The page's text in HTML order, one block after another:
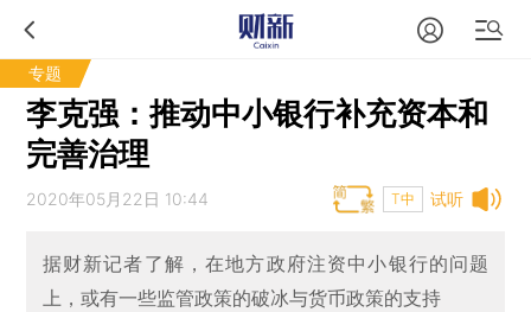
专题
李克强：推动中小银行补充资本和
完善治理
试听
2020年05月22日 10:44 T中
据财新记者了解，在地方政府注资中小银行的问题
上，或有一些监管政策的破冰与货币政策的支持